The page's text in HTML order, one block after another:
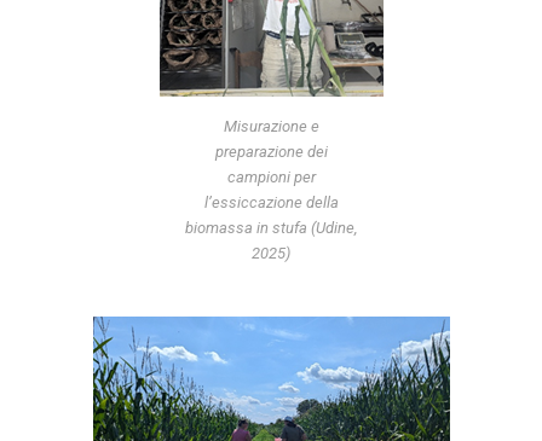
Misurazione e
preparazione dei
campioni per
l’essiccazione della
biomassa in stufa (Udine,
2025)